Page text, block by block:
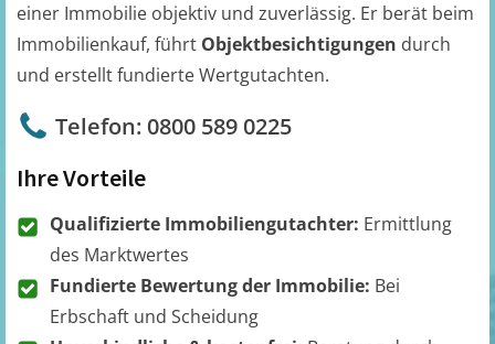
einer Immobilie objektiv und zuverlässig. Er berät beim
Immobilienkauf, führt Objektbesichtigungen durch
und erstellt fundierte Wertgutachten.
Telefon: 0800 589 0225
Ihre Vorteile
Qualifizierte Immobiliengutachter: Ermittlung
des Marktwertes
Fundierte Bewertung der Immobilie: Bei
Erbschaft und Scheidung